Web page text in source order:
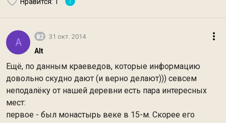
A 82 31 окт. 2014
Alt
Ещё, по данным краеведов, которые информацию
довольно скудно дают (и верно делают))) севсем
неподалёку от нашей деревни есть пара интересных
мест:
первое - был монастырь веке в 15-м. Скорее его